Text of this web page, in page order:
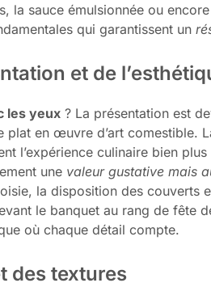
la sauce émulsionnée ou
qui garantissent un
et de
les yeux ? La présentation est
plat en œuvre d’art comestible.
l’expérience culinaire bien
une valeur gustative mais
la disposition des couverts
le banquet au rang de fête
où chaque détail compte.
des textures